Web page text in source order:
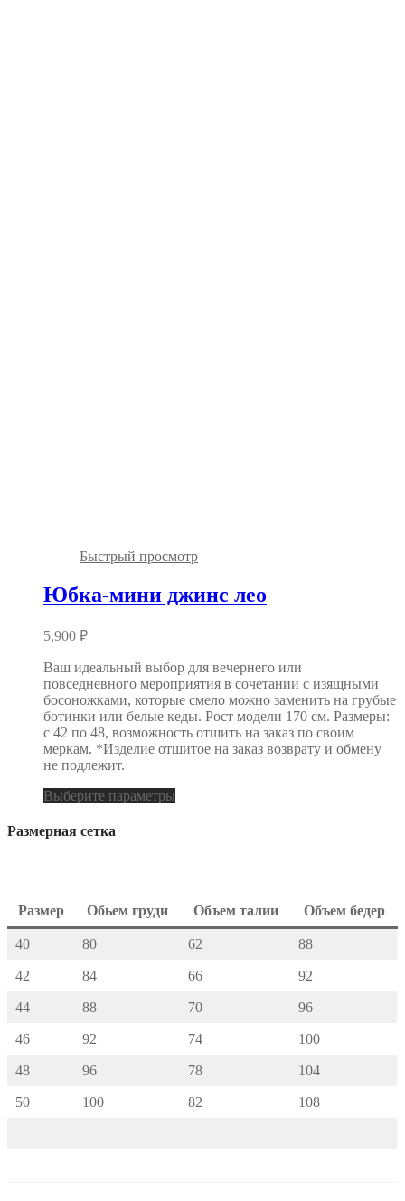
Быстрый просмотр
Юбка-мини джинс лео
5,900 ₽
Ваш идеальный выбор для вечернего или
повседневного мероприятия в сочетании с изящными
босоножками, которые смело можно заменить на грубые
ботинки или белые кеды. Рост модели 170 см. Размеры:
с 42 по 48, возможность отшить на заказ по своим
меркам. *Изделие отшитое на заказ возврату и обмену
не подлежит.
Выберите параметры
Размерная сетка
Размер Обьем груди Объем талии Объем бедер
40 80 62 88
42 84 66 92
44 88 70 96
46 92 74 100
48 96 78 104
50 100 82 108